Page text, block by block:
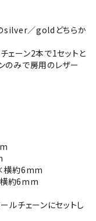
silver／goldどちらか
ェーン2本で1セットと
のみで房用のレザー
横約6mm
約6mm
チェーンにセットし